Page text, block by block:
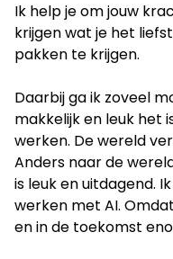
Ik help je om jouw
krijgen wat je het
pakken te krijgen.
Daarbij ga ik zoveel
makkelijk en leuk het
werken. De wereld
Anders naar de
is leuk en uitdagend.
werken met AI.
en in de toekomst